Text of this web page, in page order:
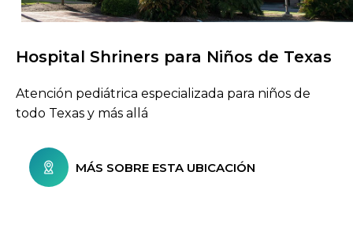
Buscar centros de atención
Hospital Shriners para Niños de Texas
Atención pediátrica especializada para niños de
todo Texas y más allá
MÁS SOBRE ESTA UBICACIÓN